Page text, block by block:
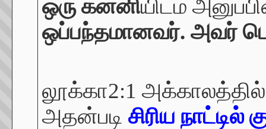
ஒரு கன்னியிடம்
ஒப்பந்தமானவர். அவர்
லூக்கா2:1
அதன்படி சிரிய